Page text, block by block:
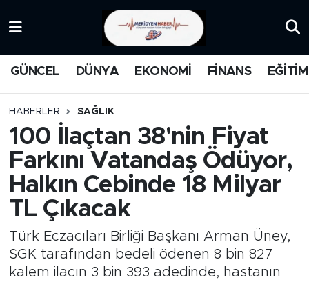
GÜNCEL DÜNYA EKONOMİ FİNANS EĞİTİM
HABERLER SAĞLIK
100 İlaçtan 38'nin Fiyat
Farkını Vatandaş Ödüyor,
Halkın Cebinde 18 Milyar
TL Çıkacak
Türk Eczacıları Birliği Başkanı Arman Üney,
SGK tarafından bedeli ödenen 8 bin 827
kalem ilacın 3 bin 393 adedinde, hastanın
MANŞET
MEDYA
FİNANS
İstanbul Namaz Vakitleri
Trafik Durumu
Süper Lig Puan Durumu ve Fikstür
Tüm Manşetler